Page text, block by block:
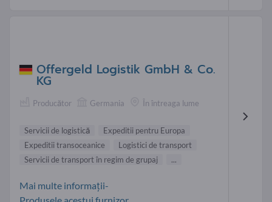
Offergeld Logistik GmbH & Co.
KG
Producător Germania În întreaga lume
Servicii de logistică
Expeditii pentru Europa
Expeditii transoceanice
Logistici de transport
Servicii de transport în regim de grupaj
...
Mai multe informații-
Produsele acestui furnizor